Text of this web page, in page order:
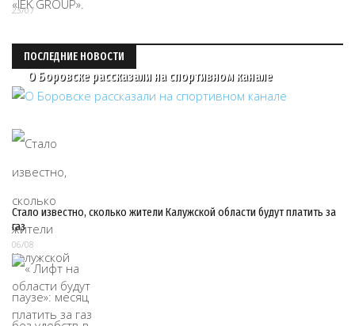
23/07
ПОСЛЕДНИЕ НОВОСТИ
О Боровске рассказали на спортивном канале
Стало известно, сколько жители Калужской области будут платить за
газ
06/08